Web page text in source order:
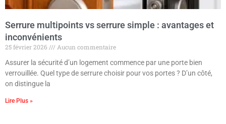
Serrure multipoints vs serrure simple : avantages et
inconvénients
25 février 2026
Aucun commentaire
Assurer la sécurité d’un logement commence par une porte bien
verrouillée. Quel type de serrure choisir pour vos portes ? D’un côté,
on distingue la
Lire Plus »